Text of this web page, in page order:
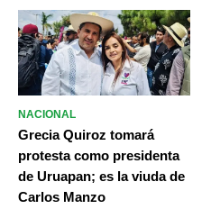
NACIONAL
Grecia Quiroz tomará
protesta como presidenta
de Uruapan; es la viuda de
Carlos Manzo